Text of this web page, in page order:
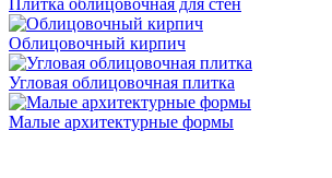
Плитка облицовочная для стен
Облицовочный кирпич
Угловая облицовочная плитка
Малые архитектурные формы